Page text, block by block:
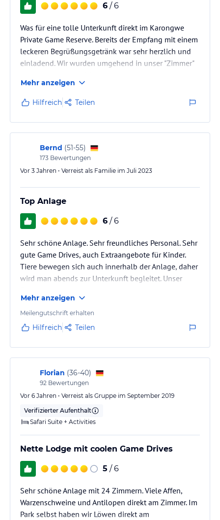
Hinweis:
Verfasst von HolidayCheck mit Hilfe von KI. Alle
Angaben ohne Gewähr. Bitte lies vor der Buchung die
6 / 6
Was für eine tolle Unterkunft direkt im Karongwe
Private Game Reserve. Bereits der Empfang mit einem
leckeren Begrüßungsgetränk war sehr herzlich und
einladend. Wir wurden umgehend in unser "Zimmer"
geschmackvoll eingerichteten Zelt. Das Zelt war groß,
hatte ein sehr gemütliches Bett und ein ebenfalls
sehr geräumiges Badezimmer.
Die Verpflegung war super, die Auswahl am Buffet
war sehr umfangreich, toll präsentiert und von
durchgehend sehr guter Qualität. Ein dickes…
Mehr anzeigen
Hilfreich Teilen
Bernd (51-55)
173 Bewertungen
Vor 3 Jahren • Verreist als Familie im Juli 2023
Top Anlage
6 / 6
Sehr schöne Anlage. Sehr freundliches Personal. Sehr
gute Game Drives, auch Extraangebote für Kinder.
Tiere bewegen sich auch innerhalb der Anlage, daher
wird man abends zur Unterkunft begleitet. Unser
Mehr anzeigen
Meilengutschrift erhalten
Hilfreich Teilen
Florian (36-40)
92 Bewertungen
Vor 6 Jahren • Verreist als Gruppe im September 2019
Verifizierter Aufenthalt
Safari Suite + Activities
Nette Lodge mit coolen Game Drives
5 / 6
Sehr schöne Anlage mit 24 Zimmern. Viele Affen,
Warzenschweine und Antilopen direkt am Zimmer. Im
Park selbst haben wir Löwen direkt am